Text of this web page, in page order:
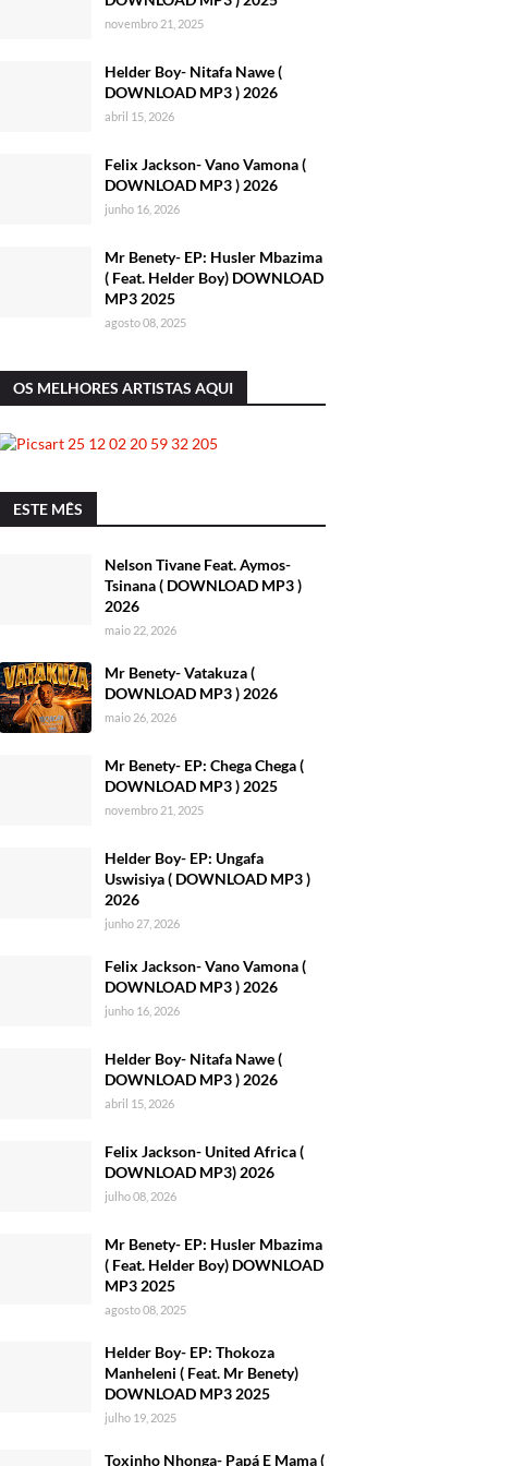
novembro 21, 2025
Helder Boy- Nitafa Nawe (
DOWNLOAD MP3 ) 2026
abril 15, 2026
Felix Jackson- Vano Vamona (
DOWNLOAD MP3 ) 2026
junho 16, 2026
Mr Benety- EP: Husler Mbazima
( Feat. Helder Boy) DOWNLOAD
MP3 2025
agosto 08, 2025
OS MELHORES ARTISTAS AQUI
ESTE MÊS
Nelson Tivane Feat. Aymos-
Tsinana ( DOWNLOAD MP3 )
2026
maio 22, 2026
Mr Benety- Vatakuza (
DOWNLOAD MP3 ) 2026
maio 26, 2026
Mr Benety- EP: Chega Chega (
DOWNLOAD MP3 ) 2025
novembro 21, 2025
Helder Boy- EP: Ungafa
Uswisiya ( DOWNLOAD MP3 )
2026
junho 27, 2026
Felix Jackson- Vano Vamona (
DOWNLOAD MP3 ) 2026
junho 16, 2026
Helder Boy- Nitafa Nawe (
DOWNLOAD MP3 ) 2026
abril 15, 2026
Felix Jackson- United Africa (
DOWNLOAD MP3) 2026
julho 08, 2026
Mr Benety- EP: Husler Mbazima
( Feat. Helder Boy) DOWNLOAD
MP3 2025
agosto 08, 2025
Helder Boy- EP: Thokoza
Manheleni ( Feat. Mr Benety)
DOWNLOAD MP3 2025
julho 19, 2025
Toxinho Nhonga- Papá E Mama (